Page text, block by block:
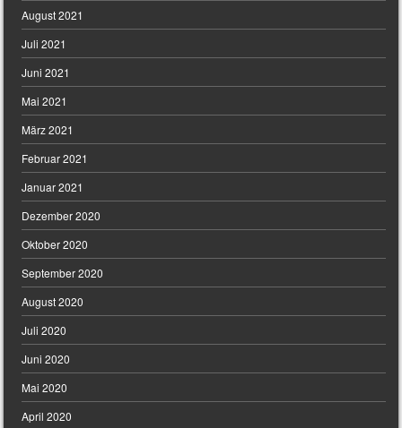
August 2021
Juli 2021
Juni 2021
Mai 2021
März 2021
Februar 2021
Januar 2021
Dezember 2020
Oktober 2020
September 2020
August 2020
Juli 2020
Juni 2020
Mai 2020
April 2020